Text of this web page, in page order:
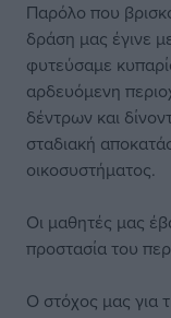
Παρόλο που
δράση μας έγινε
φυτεύσαμε
αρδευόμενη
δέντρων και
σταδιακή
οικοσυστήματος.
Οι μαθητές μας
προστασία του
Ο στόχος μας για